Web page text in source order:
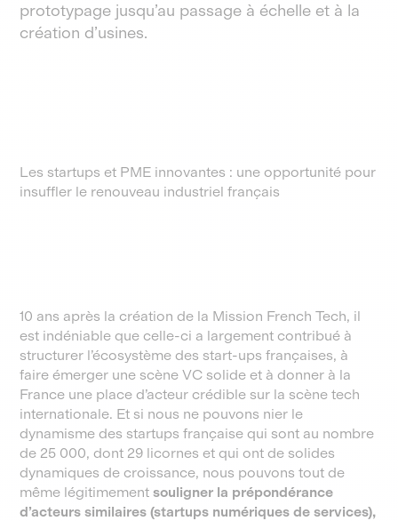
prototypage jusqu’au passage à échelle et à la
création d’usines.
Les startups et PME innovantes : une opportunité pour
insuffler le renouveau industriel français
10 ans après la création de la Mission French Tech, il
est indéniable que celle-ci a largement contribué à
structurer l’écosystème des start-ups françaises, à
faire émerger une scène VC solide et à donner à la
France une place d’acteur crédible sur la scène tech
internationale. Et si nous ne pouvons nier le
dynamisme des startups française qui sont au nombre
de 25 000, dont 29 licornes et qui ont de solides
dynamiques de croissance, nous pouvons tout de
même légitimementsouligner la prépondérance
d’acteurs similaires (startups numériques de services),